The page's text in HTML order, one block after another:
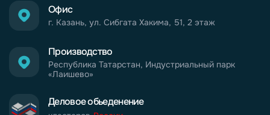
Деловое обьеденение
Производство
Республика Татарстан, Индустриальный парк
«Лаишево»
Офис
г. Казань, ул. Сибгата Хакима, 51, 2 этаж